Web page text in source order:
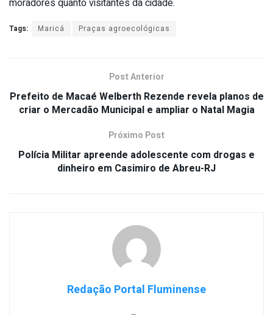
moradores quanto visitantes da cidade.
Tags: Maricá Praças agroecológicas
Post Anterior
Prefeito de Macaé Welberth Rezende revela planos de
criar o Mercadão Municipal e ampliar o Natal Magia
Próximo Post
Polícia Militar apreende adolescente com drogas e
dinheiro em Casimiro de Abreu-RJ
Redação Portal Fluminense